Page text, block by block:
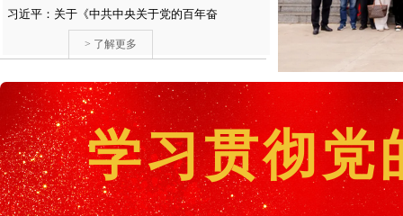
习近平：关于《中共中央关于党的百年奋
> 了解更多
学习贯彻党